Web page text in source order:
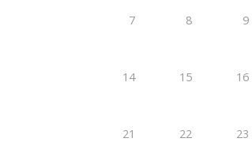
7 8 9
14 15 16
21 22 23